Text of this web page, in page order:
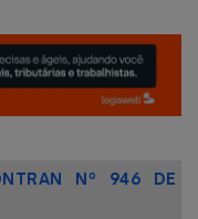
Nº 946 DE